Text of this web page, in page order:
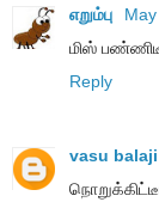
எறும்பு
மிஸ்
Reply
vasu balaji